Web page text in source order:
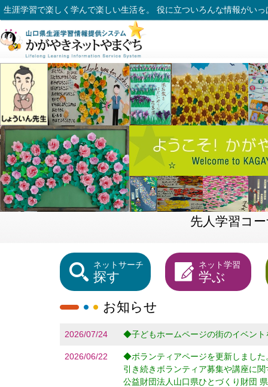
生涯学習で楽しく学んで楽しい生活を。 役に立ついろんな情報がいっ
先人学習コ
ネットサーチ
探す
ネット学習
学ぶ
お知らせ
2026/07/24 ◆子どもホームページの街のイベン
2026/06/22
◆ボランティアページを更新しました
引き続きボランティア募集や講座に
公益財団法人山口県ひとづくり財団